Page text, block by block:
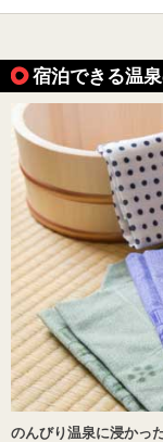
宿泊できる温
のんびり温泉に浸かっ